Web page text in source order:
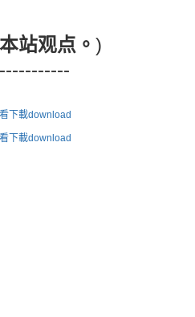
站观点。 )
下載download
下載download